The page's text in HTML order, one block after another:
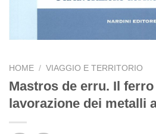
HOME / VIAGGIO E TERRITORIO
Mastros de erru. Il
lavorazione dei metalli